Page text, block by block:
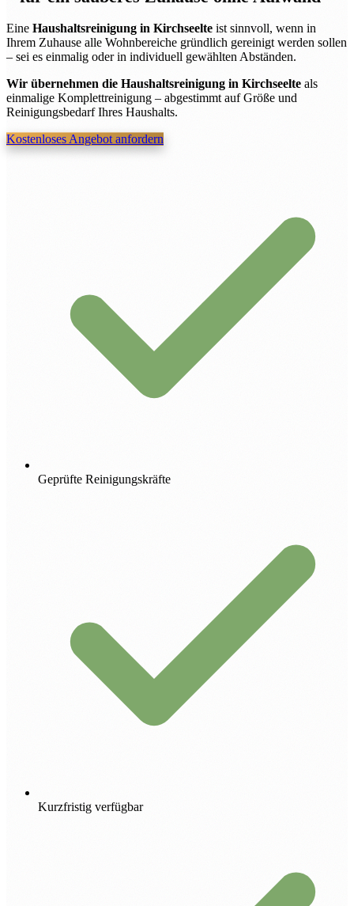
Eine Haushaltsreinigung in Kirchseelte ist sinnvoll, wenn in
Ihrem Zuhause alle Wohnbereiche gründlich gereinigt werden sollen
– sei es einmalig oder in individuell gewählten Abständen.
Wir übernehmen die Haushaltsreinigung in Kirchseelte als
einmalige Komplettreinigung – abgestimmt auf Größe und
Reinigungsbedarf Ihres Haushalts.
Kostenloses Angebot anfordern
Geprüfte Reinigungskräfte
Kurzfristig verfügbar